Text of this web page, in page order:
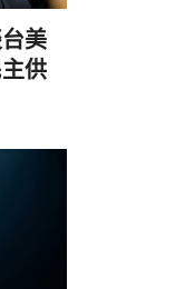
台美
供